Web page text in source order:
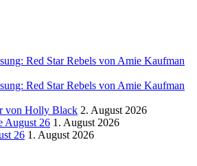
Red Star Rebels von Amie Kaufman
Red Star Rebels von Amie Kaufman
von Holly Black 2. August 2026
August 26 1. August 2026
26 1. August 2026